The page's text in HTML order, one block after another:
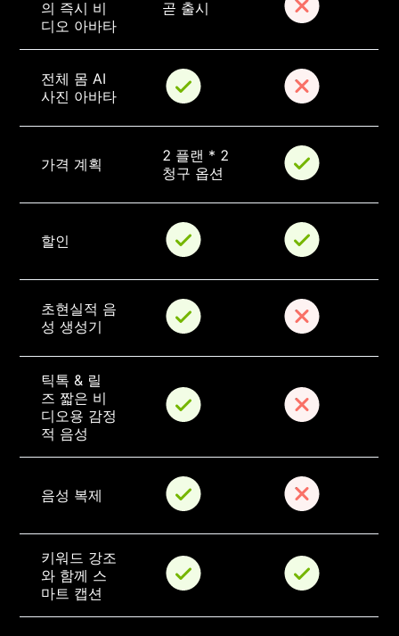
의 즉시 비
디오 아바타
곧 출시
전체 몸 AI
사진 아바타
가격 계획
2 플랜 * 2
청구 옵션
할인
초현실적 음
성 생성기
틱톡 & 릴
즈 짧은 비
디오용 감정
적 음성
음성 복제
키워드 강조
와 함께 스
마트 캡션